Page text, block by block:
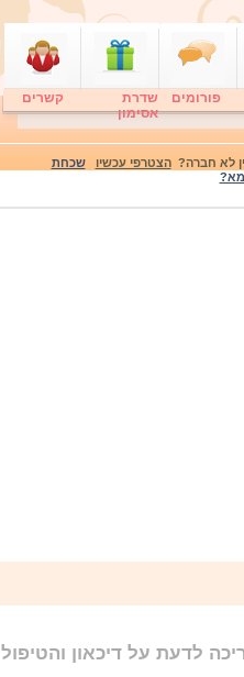
פורומים
שדרת
אסימון
קשרים
לא חברה?הצטרפי עכשיו
שכחת
לדעת על דיכאון והטיפול